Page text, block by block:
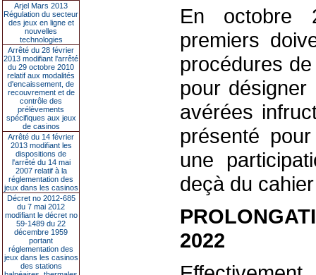
Arjel Mars 2013
Régulation du secteur
des jeux en ligne et
nouvelles
technologies
Arrêté du 28 février
2013 modifiant l'arrêté
du 29 octobre 2010
relatif aux modalités
d'encaissement, de
recouvrement et de
contrôle des
prélèvements
spécifiques aux jeux
de casinos
Arrêté du 14 février
2013 modifiant les
dispositions de
l'arrêté du 14 mai
2007 relatif à la
réglementation des
jeux dans les casinos
Décret no 2012-685
du 7 mai 2012
modifiant le décret no
59-1489 du 22
décembre 1959
portant
réglementation des
jeux dans les casinos
des stations
En octobre
premiers
procédures
pour
avérées
présenté
une
deçà du
2022